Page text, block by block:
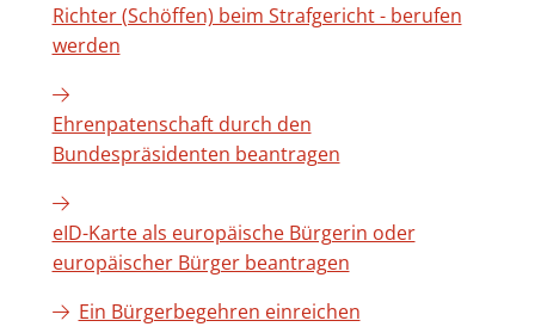
Richter (Schöffen) beim Strafgericht - berufen
werden
Ehrenpatenschaft durch den
Bundespräsidenten beantragen
eID-Karte als europäische Bürgerin oder
europäischer Bürger beantragen
Ein Bürgerbegehren einreichen